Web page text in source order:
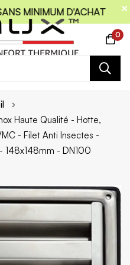
MINIMUM D'ACHAT
0
Haute Qualité - Hotte,
- Filet Anti Insectes -
148x148mm - DN100